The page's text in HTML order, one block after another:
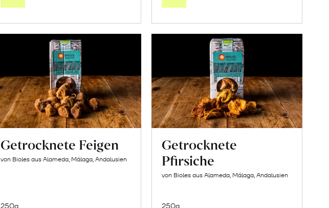
Getrocknete Feigen
von Bioles aus Alameda, Málaga, Andalusien
Getrocknete
Pfirsiche
von Bioles aus Alameda, Málaga, Andalusien